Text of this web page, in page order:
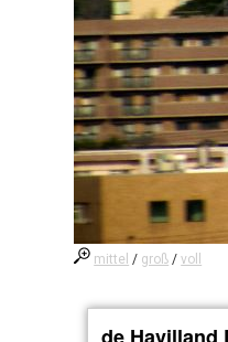
mittel / groß /voll